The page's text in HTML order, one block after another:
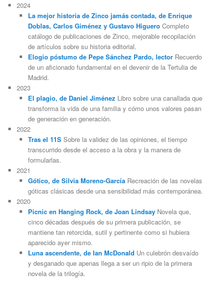
2024
La mejor historia de Zinco jamás contada, de Enrique
Doblas, Carlos Giménez y Gustavo HigueroCompleto
catálogo de publicaciones de Zinco, mejorable recopilación
de artículos sobre su historia editorial.
Elogio póstumo de Pepe Sánchez Pardo, lectorRecuerdo
de un aficionado fundamental en el devenir de la Tertulia de
Madrid.
2023
El plagio, de Daniel Jiménez Libro sobre una canallada que
transforma la vida de una familia y cómo unos valores pasan
de generación en generación.
2022
Tras el 11SSobre la validez de las opiniones, el tiempo
transcurrido desde el acceso a la obra y la manera de
formularlas.
2021
Gótico, de Silvia Moreno-GarcíaRecreación de las novelas
góticas clásicas desde una sensibilidad más contemporánea.
2020
Picnic en Hanging Rock, de Joan LindsayNovela que,
cinco décadas después de su primera publicación, se
mantiene tan retorcida, sutil y pertinente como si hubiera
aparecido ayer mismo.
Luna ascendente, de Ian McDonald Un culebrón desvaído
y desganado que apenas llega a ser un ripio de la primera
novela de la trilogía.